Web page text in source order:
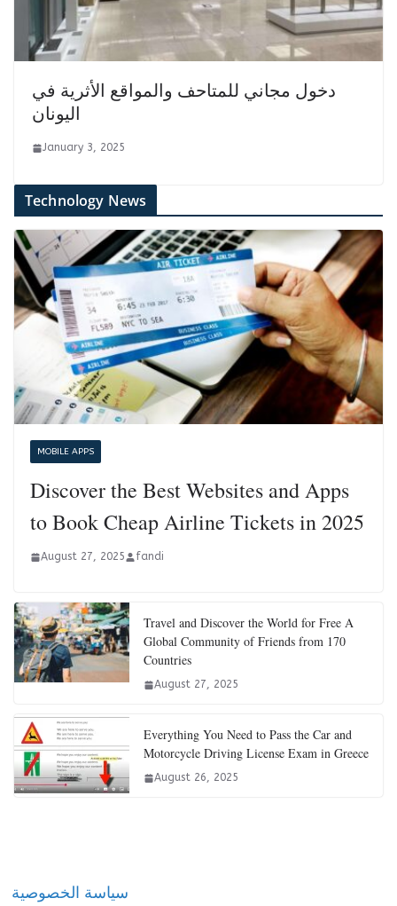
دخول مجاني للمتاحف والمواقع الأثرية في
اليونان
January 3, 2025
Technology News
MOBILE APPS
Discover the Best Websites and Apps
to Book Cheap Airline Tickets in 2025
August 27, 2025 fandi
Travel and Discover the World for Free A
Global Community of Friends from 170
Countries
August 27, 2025
Everything You Need to Pass the Car and
Motorcycle Driving License Exam in Greece
August 26, 2025
سياسة الخصوصية